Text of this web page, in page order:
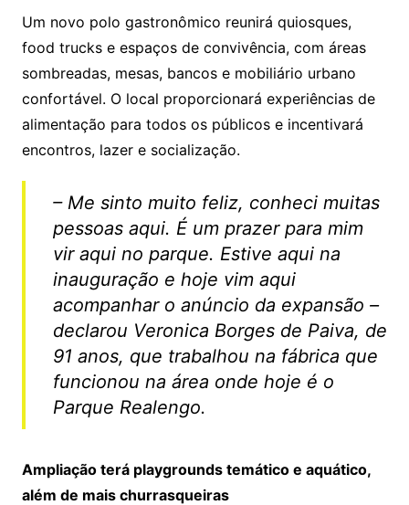
Um novo polo gastronômico reunirá quiosques,
food trucks e espaços de convivência, com áreas
sombreadas, mesas, bancos e mobiliário urbano
confortável. O local proporcionará experiências de
alimentação para todos os públicos e incentivará
encontros, lazer e socialização.
– Me sinto muito feliz, conheci muitas
pessoas aqui. É um prazer para mim
vir aqui no parque. Estive aqui na
inauguração e hoje vim aqui
acompanhar o anúncio da expansão –
declarou Veronica Borges de Paiva, de
91 anos, que trabalhou na fábrica que
funcionou na área onde hoje é o
Parque Realengo.
Ampliação terá playgrounds temático e aquático,
além de mais churrasqueiras